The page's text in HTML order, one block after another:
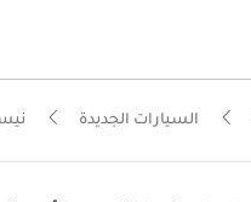
السيارات الجديدة